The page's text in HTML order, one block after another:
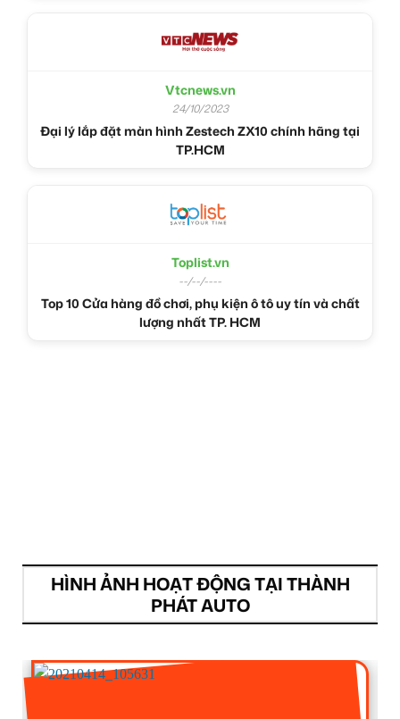
Vtcnews.vn
24/10/2023
Đại lý lắp đặt màn hình Zestech ZX10 chính hãng tại
TP.HCM
Toplist.vn
--/--/----
Top 10 Cửa hàng đồ chơi, phụ kiện ô tô uy tín và chất
lượng nhất TP. HCM
HÌNH ẢNH HOẠT ĐỘNG TẠI THÀNH
PHÁT AUTO